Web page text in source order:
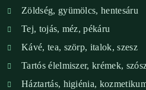
Verőce – Miegymás
XI. ker. – Lemérem
XIX. ker. – Boldog Föld
Zöldség, gyümölcs, hentesáru
Tej, tojás, méz, pékáru
Kávé, tea, szörp, italok, szesz
Tartós élelmiszer, krémek,
Háztartás, higiénia,